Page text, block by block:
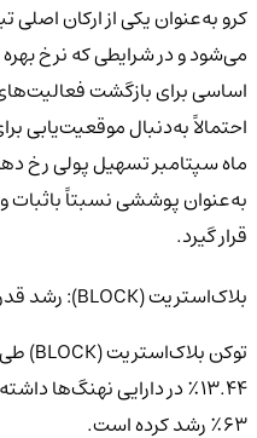
کرو به‌عنوان یکی از ارکان اصلی
می‌شود و در شرایطی که نرخ بهره
اساسی برای بازگشت
احتمالاً به‌دنبال موقعیت‌یابی
به‌عنوان پوششی نسبتاً باثبات و
قرار گیرد.
بلاک‌استریت (BLOCK): رشد قدرتمند در کوتاه‌مدت
۱۳.۴۴٪ در دارایی نهنگ‌ها
۶۳٪ رشد کرده است.